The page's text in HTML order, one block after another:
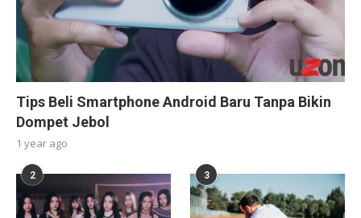
Tips Beli Smartphone Android Baru Tanpa Bikin
Dompet Jebol
1 year ago
2 3